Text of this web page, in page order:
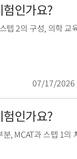
인가요?
스텝 2의 구성, 의학 교
07/17/2026
인가요?
분, MCAT과 스텝 1의